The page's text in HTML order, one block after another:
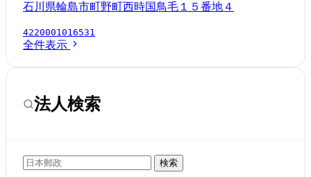
石川県輪島市町野町西時国鳥毛１５番地４
4220001016531
全件表示
法人検索
検索